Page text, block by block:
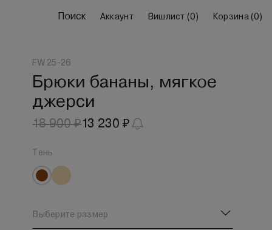
Поиск Аккаунт Вишлист (0) Корзина (0)
FW 25-26
Брюки бананы, мягкое
джерси
18 900 ₽13 230 ₽
Тень
Выберите размер